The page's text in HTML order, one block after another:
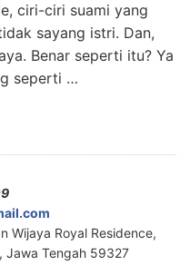
ciri-ciri suami yang
sayang istri. Dan,
Benar seperti itu? Ya
seperti …
Wijaya Royal Residence,
Jawa Tengah 59327